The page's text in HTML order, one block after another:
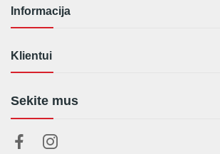
Informacija
Klientui
Sekite mus